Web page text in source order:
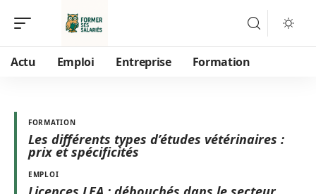
Actu Emploi Entreprise Formation
FORMATION
Les différents types d’études vétérinaires :
prix et spécificités
EMPLOI